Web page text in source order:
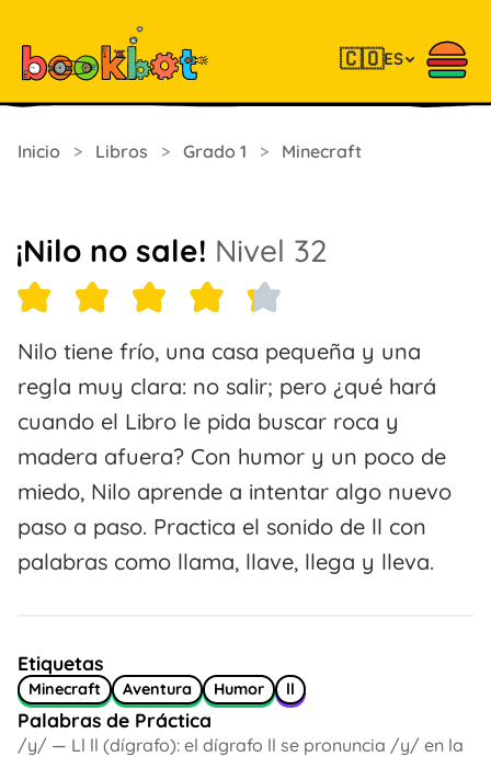
🇨🇴ES
Inicio > Libros > Grado 1 > Minecraft
¡Nilo no sale! Nivel 32
Nilo tiene frío, una casa pequeña y una
regla muy clara: no salir; pero ¿qué hará
cuando el Libro le pida buscar roca y
madera afuera? Con humor y un poco de
miedo, Nilo aprende a intentar algo nuevo
paso a paso. Practica el sonido de ll con
palabras como llama, llave, llega y lleva.
Etiquetas
Minecraft Aventura Humor ll
Palabras de Práctica
/y/ — Ll ll (dígrafo): el dígrafo ll se pronuncia /y/ en la